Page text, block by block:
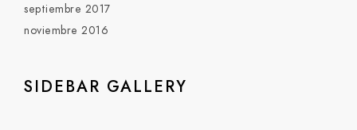
septiembre 2017
noviembre 2016
SIDEBAR GALLERY